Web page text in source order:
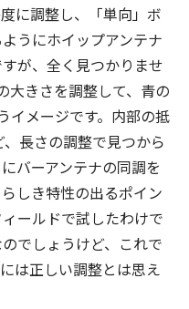
に調整し、「単向」ボ
うにホイップアンテナ
が、全く見つかりませ
大きさを調整して、青の
イメージです。内部の抵
長さの調整で見つから
バーアンテナの同調を
しき特性の出るポイン
ールドで試したわけで
でしょうけど、これで
は正しい調整とは思え